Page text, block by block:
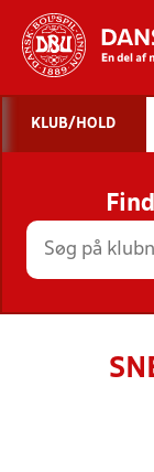
KLUB/HOLD